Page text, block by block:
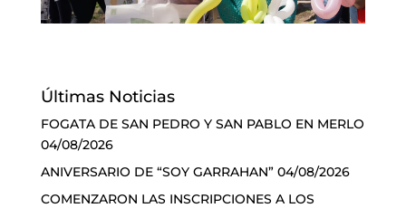
Últimas Noticias
FOGATA DE SAN PEDRO Y SAN PABLO EN MERLO
04/08/2026
ANIVERSARIO DE “SOY GARRAHAN” 04/08/2026
COMENZARON LAS INSCRIPCIONES A LOS